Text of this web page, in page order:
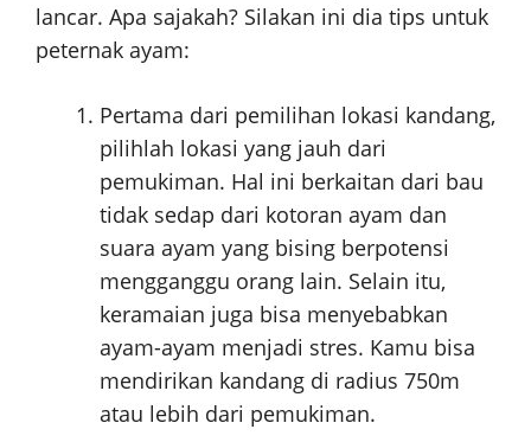
lancar. Apa sajakah? Silakan ini dia tips untuk
peternak ayam:
Pertama dari pemilihan lokasi kandang,
pilihlah lokasi yang jauh dari
pemukiman. Hal ini berkaitan dari bau
tidak sedap dari kotoran ayam dan
suara ayam yang bising berpotensi
mengganggu orang lain. Selain itu,
keramaian juga bisa menyebabkan
ayam-ayam menjadi stres. Kamu bisa
mendirikan kandang di radius 750m
atau lebih dari pemukiman.